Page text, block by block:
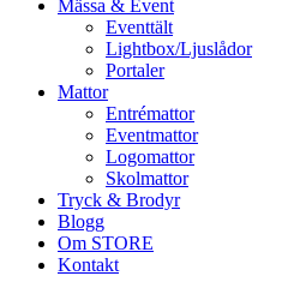
Mässa & Event
Eventtält
Lightbox/Ljuslådor
Portaler
Mattor
Entrémattor
Eventmattor
Logomattor
Skolmattor
Tryck & Brodyr
Blogg
Om STORE
Kontakt